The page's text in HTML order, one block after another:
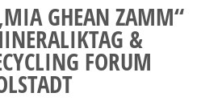
GHEAN ZAMM“
&
FORUM